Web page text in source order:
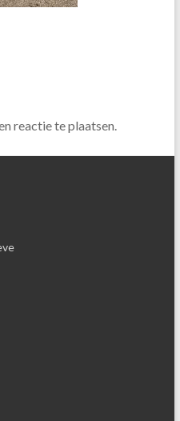
reactie te plaatsen.